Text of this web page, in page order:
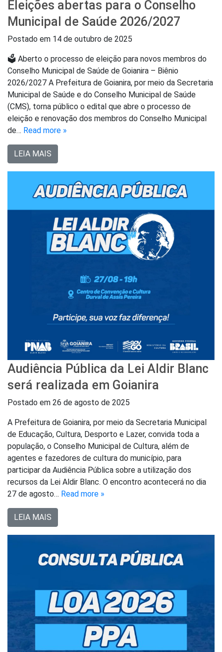
Eleições abertas para o Conselho
Municipal de Saúde 2026/2027
Postado em 14 de outubro de 2025
🗳️ Aberto o processo de eleição para novos membros do
Conselho Municipal de Saúde de Goianira – Biênio
2026/2027 A Prefeitura de Goianira, por meio da Secretaria
Municipal de Saúde e do Conselho Municipal de Saúde
(CMS), torna público o edital que abre o processo de
eleição e renovação dos membros do Conselho Municipal
de… Read more »
LEIA MAIS
Audiência Pública da Lei Aldir Blanc
será realizada em Goianira
Postado em 26 de agosto de 2025
A Prefeitura de Goianira, por meio da Secretaria Municipal
de Educação, Cultura, Desporto e Lazer, convida toda a
população, o Conselho Municipal de Cultura, além de
agentes e fazedores de cultura do município, para
participar da Audiência Pública sobre a utilização dos
recursos da Lei Aldir Blanc. O encontro acontecerá no dia
27 de agosto… Read more »
LEIA MAIS